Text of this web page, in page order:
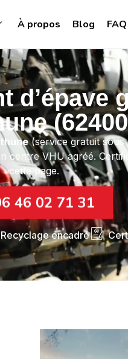
À propos Blog FAQ
d’épave
(service gratuit sous
centre VHU agréé.
cette page.
46 02 71 31
Recyclage encadré